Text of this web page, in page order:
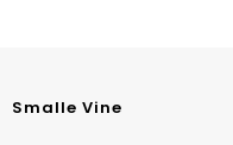
Smalle Vine